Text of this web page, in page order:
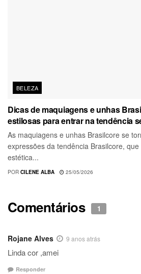
BELEZA
Dicas de maquiagens e unhas
estilosas para entrar na tendência
As maquiagens e unhas Brasilcore se
expressões da tendência Brasilcore,
estética...
POR CILENE ALBA 25/05/2026
Comentários 1
Rojane Alves 9 anos atrás
Linda cor ,amei
Responder